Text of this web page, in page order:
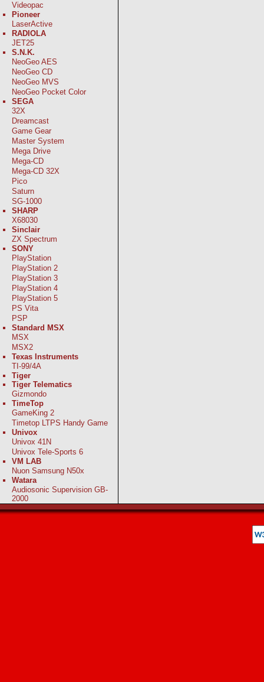
Videopac
Pioneer
LaserActive
RADIOLA
JET25
S.N.K.
NeoGeo AES
NeoGeo CD
NeoGeo MVS
NeoGeo Pocket Color
SEGA
32X
Dreamcast
Game Gear
Master System
Mega Drive
Mega-CD
Mega-CD 32X
Pico
Saturn
SG-1000
SHARP
X68030
Sinclair
ZX Spectrum
SONY
PlayStation
PlayStation 2
PlayStation 3
PlayStation 4
PlayStation 5
PS Vita
PSP
Standard MSX
MSX
MSX2
Texas Instruments
TI-99/4A
Tiger
Tiger Telematics
Gizmondo
TimeTop
GameKing 2
Timetop LTPS Handy Game
Univox
Univox 41N
Univox Tele-Sports 6
VM LAB
Nuon Samsung N50x
Watara
Audiosonic Supervision GB-
2000